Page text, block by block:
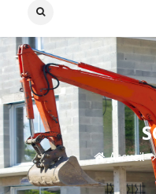
Accueil